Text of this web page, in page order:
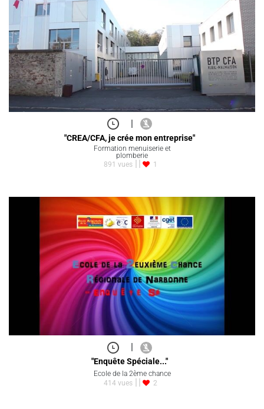
|
"CREA/CFA, je crée mon entreprise"
Formation menuiserie et
plomberie
891 vues
1
|
"Enquête Spéciale..."
Ecole de la 2ème chance
414 vues
2